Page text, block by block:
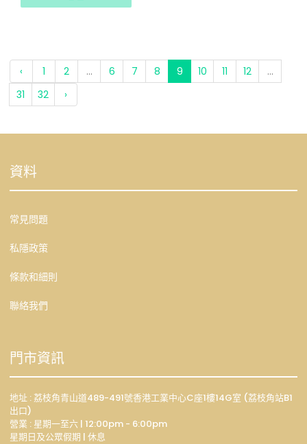
‹ 1 2 ... 6 7 8 9 10 11 12
...
31
32 ›
資料
常見問題
私隱政策
條款和細則
聯絡我們
門市資訊
地址 : 荔枝角青山道489-491號香港工業中心C座1樓14G室 (荔枝角站B1
出口)
營業 : 星期一至六 | 12:00pm - 6:00pm
星期日及公眾假期 | 休息